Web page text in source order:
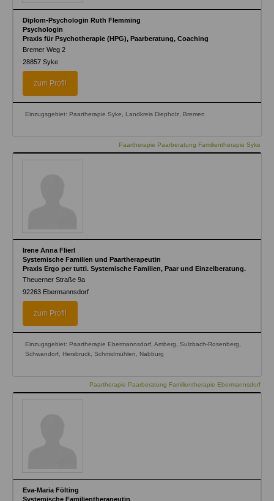
Diplom-Psychologin Ruth Flemming
Psychologin
Praxis für Psychotherapie (HPG), Paarberatung, Coaching
Bremer Weg 2
28857 Syke
zum Profil
Einzugsgebiet: Paartherapie Syke, Landkreis Diepholz, Bremen
Paartherapie Paarberatung Familientherapie Syke
Irene Anna Flierl
Systemische Familien und Paartherapeutin
Praxis Ergo per tutti. Systemische Familien, Paar und Einzelberatung.
Theuerner Straße 9a
92263 Ebermannsdorf
zum Profil
Einzugsgebiet: Paartherapie Ebermannsdorf, Amberg, Sulzbach-Rosenberg,
Schwandorf, Hersbruck, Schmidmühlen, Nabburg
Paartherapie Paarberatung Familientherapie Ebermannsdorf
Eva-Maria Fölting
Systemische Familientherapeutin